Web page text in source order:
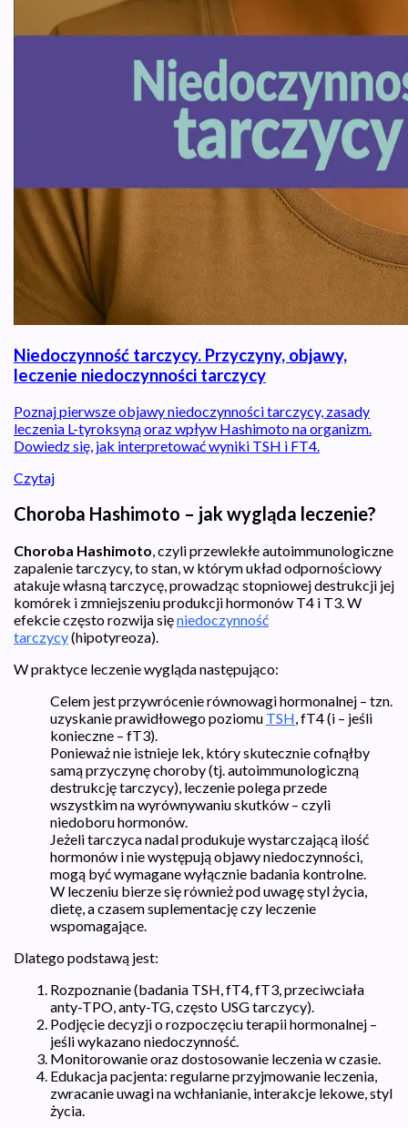
Niedoczynność tarczycy. Przyczyny, objawy,
leczenie niedoczynności tarczycy
Poznaj pierwsze objawy niedoczynności tarczycy, zasady
leczenia L-tyroksyną oraz wpływ Hashimoto na organizm.
Dowiedz się, jak interpretować wyniki TSH i FT4.
Czytaj
Choroba Hashimoto – jak wygląda leczenie?
Choroba Hashimoto, czyli przewlekłe autoimmunologiczne
zapalenie tarczycy, to stan, w którym układ odpornościowy
atakuje własną tarczycę, prowadząc stopniowej destrukcji jej
komórek i zmniejszeniu produkcji hormonów T4 i T3. W
efekcie często rozwija sięniedoczynność
tarczycy(hipotyreoza).
W praktyce leczenie wygląda następująco:
Celem jest przywrócenie równowagi hormonalnej – tzn.
uzyskanie prawidłowego poziomu TSH, fT4 (i – jeśli
konieczne – fT3).
Ponieważ nie istnieje lek, który skutecznie cofnąłby
samą przyczynę choroby (tj. autoimmunologiczną
destrukcję tarczycy), leczenie polega przede
wszystkim na wyrównywaniu skutków – czyli
niedoboru hormonów.
Jeżeli tarczyca nadal produkuje wystarczającą ilość
hormonów i nie występują objawy niedoczynności,
mogą być wymagane wyłącznie badania kontrolne.
W leczeniu bierze się również pod uwagę styl życia,
dietę, a czasem suplementację czy leczenie
wspomagające.
Dlatego podstawą jest:
Rozpoznanie (badania TSH, fT4, fT3, przeciwciała
anty-TPO, anty-TG, często USG tarczycy).
Podjęcie decyzji o rozpoczęciu terapii hormonalnej –
jeśli wykazano niedoczynność.
Monitorowanie oraz dostosowanie leczenia w czasie.
Edukacja pacjenta: regularne przyjmowanie leczenia,
zwracanie uwagi na wchłanianie, interakcje lekowe, styl
życia.